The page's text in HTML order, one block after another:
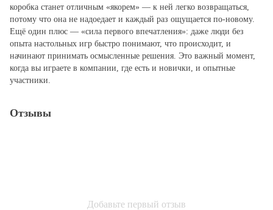
коробка станет отличным «якорем» — к ней легко возвращаться,
потому что она не надоедает и каждый раз ощущается по‑новому.
Ещё один плюс — «сила первого впечатления»: даже люди без
опыта настольных игр быстро понимают, что происходит, и
начинают принимать осмысленные решения. Это важный момент,
когда вы играете в компании, где есть и новички, и опытные
участники.
Отзывы
Добавьте первый отзыв